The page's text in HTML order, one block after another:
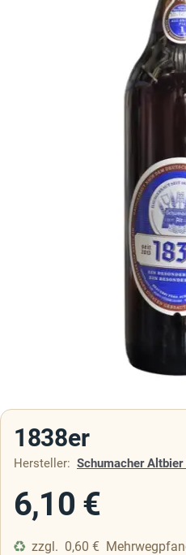
1838er
Hersteller: Schumacher
6,10 €
zzgl. 0,60 €